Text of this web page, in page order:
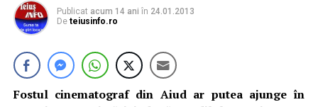
Publicat acum 14 ani în 24.01.2013
De teiusinfo.ro
Fostul cinematograf din Aiud ar putea ajunge în